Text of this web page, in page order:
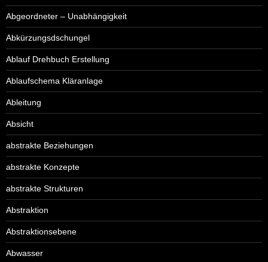
Abgeordneter – Unabhängigkeit
Abkürzungsdschungel
Ablauf Drehbuch Erstellung
Ablaufschema Kläranlage
Ableitung
Absicht
abstrakte Beziehungen
abstrakte Konzepte
abstrakte Strukturen
Abstraktion
Abstraktionsebene
Abwasser